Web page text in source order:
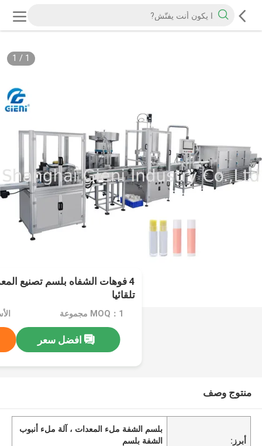
1
/
1
4 فوهات الشفاه بلسم تصنيع
تلقائيا
MOQ：1 مجموعة
افضل سعر
منتوج وصف
أبرز:
بلسم الشفة ملء المعدات ، آلة ملء أنبوب
الشفة بلسم